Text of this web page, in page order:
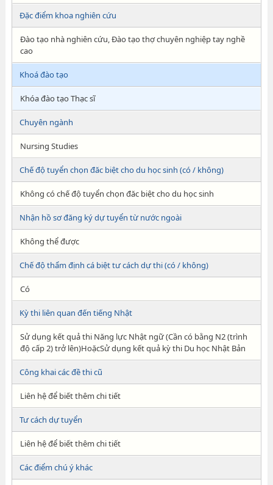
Đặc điểm khoa nghiên cứu
Đào tạo nhà nghiên cứu, Đào tạo thợ chuyên nghiệp tay nghề
cao
Khoá đào tạo
Khóa đào tạo Thạc sĩ
Chuyên ngành
Nursing Studies
Chế độ tuyển chọn đăc biệt cho du học sinh (có / không)
Không có chế độ tuyển chọn đăc biệt cho du học sinh
Nhận hồ sơ đăng ký dự tuyển từ nước ngoài
Không thể được
Chế độ thẩm định cá biệt tư cách dự thi (có / không)
Có
Kỳ thi liên quan đến tiếng Nhật
Sử dụng kết quả thi Năng lực Nhật ngữ (Cần có bằng N2 (trình
độ cấp 2) trở lên)HoặcSử dụng kết quả kỳ thi Du học Nhật Bản
Công khai các đề thi cũ
Liên hệ để biết thêm chi tiết
Tư cách dự tuyển
Liên hệ để biết thêm chi tiết
Các điểm chú ý khác